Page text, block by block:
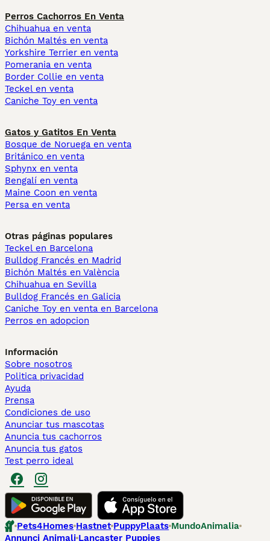
Perros Cachorros En Venta
Chihuahua en venta
Bichón Maltés en venta
Yorkshire Terrier en venta
Pomerania en venta
Border Collie en venta
Teckel en venta
Caniche Toy en venta
Gatos y Gatitos En Venta
Bosque de Noruega en venta
Británico en venta
Sphynx en venta
Bengalí en venta
Maine Coon en venta
Persa en venta
Otras páginas populares
Teckel en Barcelona
Bulldog Francés en Madrid
Bichón Maltés en València
Chihuahua en Sevilla
Bulldog Francés en Galicia
Caniche Toy en venta en Barcelona
Perros en adopcion
Información
Sobre nosotros
Politica privacidad
Ayuda
Prensa
Condiciones de uso
Anunciar tus mascotas
Anuncia tus cachorros
Anuncia tus gatos
Test perro ideal
Pets4Homes Hastnet PuppyPlaats MundoAnimalia
Annunci Animali Lancaster Puppies